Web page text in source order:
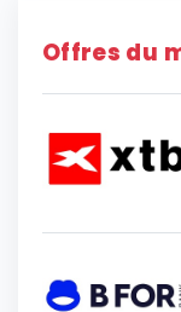
Offres du